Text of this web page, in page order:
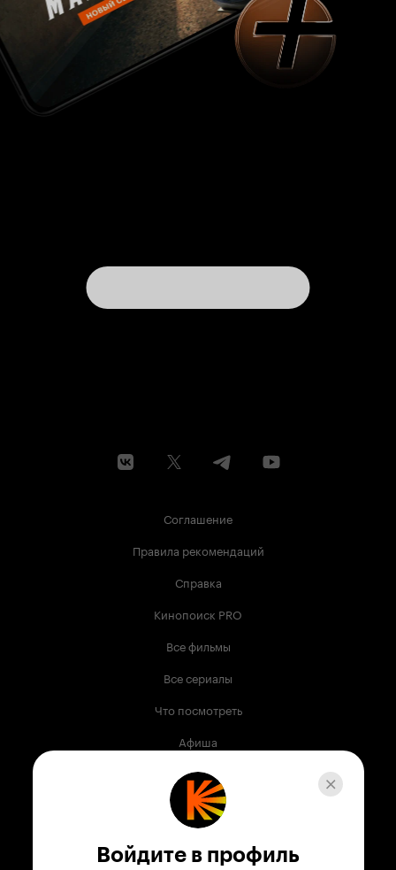
Соглашение
Правила рекомендаций
Справка
Кинопоиск PRO
Все фильмы
Все сериалы
Что посмотреть
Афиша
Музыка
Телепрограмма
Войдите в профиль